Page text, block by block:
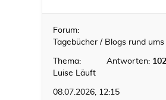
Forum:
Tagebücher / Blogs rund
Thema:
Luise Läuft
Antworten:
08.07.2026, 12:15